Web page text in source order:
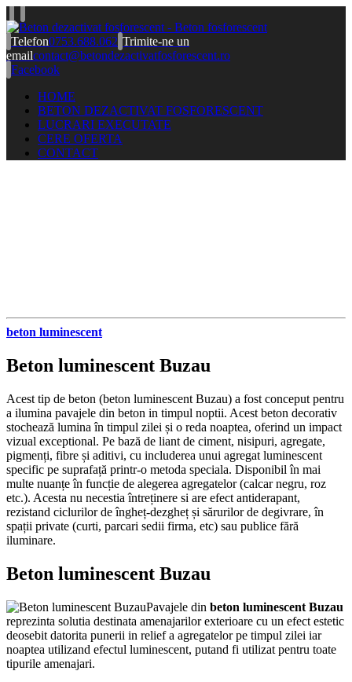
Telefon0753.688.062 Trimite-ne un
emailcontact@betondezactivatfosforescent.ro
Facebook
HOME
BETON DEZACTIVAT FOSFORESCENT
LUCRARI EXECUTATE
CERE OFERTA
CONTACT
beton luminescent
Beton luminescent Buzau
Acest tip de beton (beton luminescent Buzau) a fost conceput pentru
a ilumina pavajele din beton in timpul noptii. Acest beton decorativ
stochează lumina în timpul zilei și o reda noaptea, oferind un impact
vizual exceptional. Pe bază de liant de ciment, nisipuri, agregate,
pigmenți, fibre și aditivi, cu includerea unui agregat luminescent
specific pe suprafață printr-o metoda speciala. Disponibil în mai
multe nuanțe în funcție de alegerea agregatelor (calcar negru, roz
etc.). Acesta nu necestia întreținere si are efect antiderapant,
rezistand ciclurilor de îngheț-dezgheț și sărurilor de degivrare, în
spații private (curti, parcari sedii firma, etc) sau publice fără
iluminare.
Beton luminescent Buzau
Pavajele din beton luminescent Buzau
reprezinta solutia destinata amenajarilor exterioare cu un efect estetic
deosebit datorita punerii in relief a agregatelor pe timpul zilei iar
noaptea utilizand efectul luminescent, putand fi utilizat pentru toate
tipurile amenajari.